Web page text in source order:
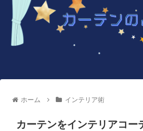
ホーム インテリア術
カーテンをインテリアコー